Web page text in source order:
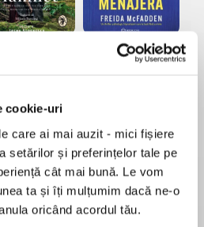
cookie-uri
care ai mai auzit - mici fișiere
setărilor și preferințelor tale pe
cât mai bună. Le vom
ta și îți mulțumim dacă ne-o
oricând acordul tău.
se îmbracă de
la...
Weisberger
Menajera
Freida McFadden
Migdală
Sohn Won-pyung